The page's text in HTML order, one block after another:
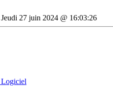
27 juin 2024 @ 16:03:26
Logiciel